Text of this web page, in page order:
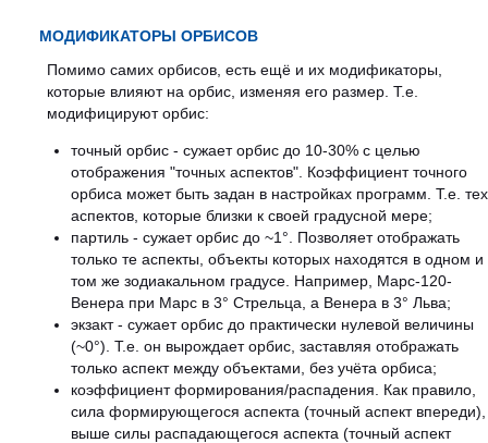
МОДИФИКАТОРЫ ОРБИСОВ
Помимо самих орбисов, есть ещё и их модификаторы,
которые влияют на орбис, изменяя его размер. Т.е.
модифицируют орбис:
точный орбис - сужает орбис до 10-30% с целью
отображения "точных аспектов". Коэффициент точного
орбиса может быть задан в настройках программ. Т.е. тех
аспектов, которые близки к своей градусной мере;
партиль - сужает орбис до ~1°. Позволяет отображать
только те аспекты, объекты которых находятся в одном и
том же зодиакальном градусе. Например, Марс-120-
Венера при Марс в 3° Стрельца, а Венера в 3° Льва;
экзакт - сужает орбис до практически нулевой величины
(~0°). Т.е. он вырождает орбис, заставляя отображать
только аспект между объектами, без учёта орбиса;
коэффициент формирования/распадения. Как правило,
сила формирующегося аспекта (точный аспект впереди),
выше силы распадающегося аспекта (точный аспект